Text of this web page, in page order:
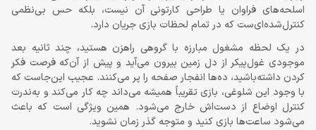
اسلحه‌های فراوان یا طراحی کارتونی آن نیست، بلکه حس بی‌نظمی
کنترل‌شده‌ای‌ست که در تمام لحظات بازی جریان دارد.
در یک لحظه مشغول مبارزه با گروهی راهزن هستید، چند ثانیه بعد
موجودی غول‌پیکر از دل زمین بیرون می‌آید و پیش از آن‌که فرصت فکر
کردن داشته‌باشید، ده‌ها انفجار صفحه را پر می‌کنند. عجیب این‌جاست که
با وجود این شلوغی، بازی تقریباً همیشه می‌داند چه کار می‌کند و به‌ندرت
کنترل اوضاع از دست‌اش خارج می‌شود. همین ویژگی است که باعث
می‌شود ساعت‌ها بازی کنید و متوجه گذر زمان نشوید.